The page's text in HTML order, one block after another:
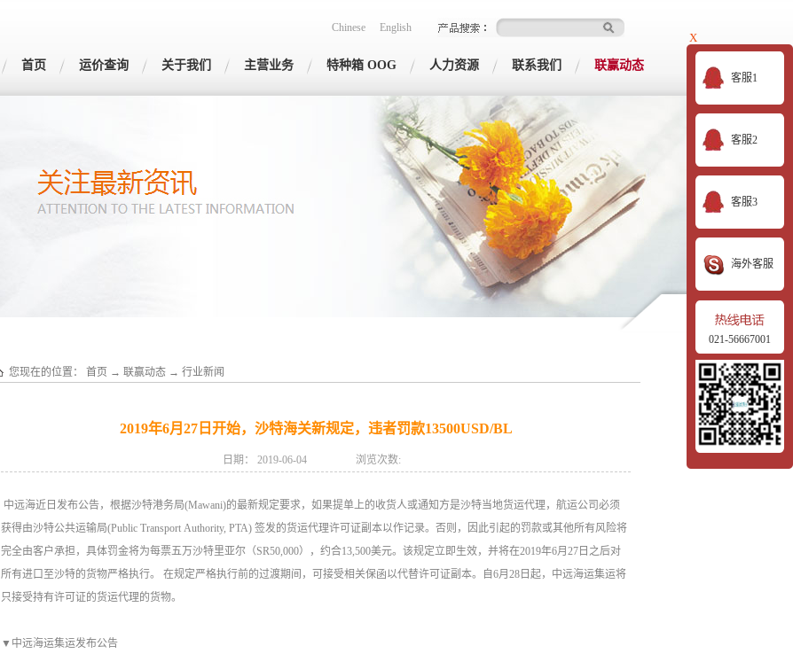
Chinese English
首页 运价查询 关于我们 主营业务 特种箱 OOG 人力资源 联系我们 联赢动态
您现在的位置： 首页 → 联赢动态 → 行业新闻
2019年6月27日开始，沙特海关新规定，违者罚款13500USD/BL
日期： 2019-06-04 浏览次数:
中远海近日发布公告，根据沙特港务局(Mawani)的最新规定要求，如果提单上的收货人或通知方是沙特当地货运代理，航运公司必须
获得由沙特公共运输局(Public Transport Authority, PTA) 签发的货运代理许可证副本以作记录。否则，因此引起的罚款或其他所有风险将
完全由客户承担，具体罚金将为每票五万沙特里亚尔（SR50,000），约合13,500美元。该规定立即生效，并将在2019年6月27日之后对
所有进口至沙特的货物严格执行。 在规定严格执行前的过渡期间，可接受相关保函以代替许可证副本。自6月28日起，中远海运集运将
只接受持有许可证的货运代理的货物。
▼中远海运集运发布公告
X
客服1
客服2
客服3
海外客服
021-56667001